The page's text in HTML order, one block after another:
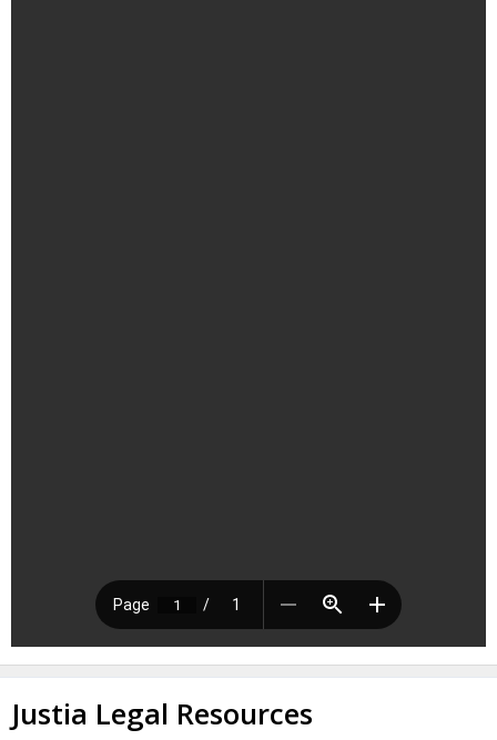
Justia Legal Resources